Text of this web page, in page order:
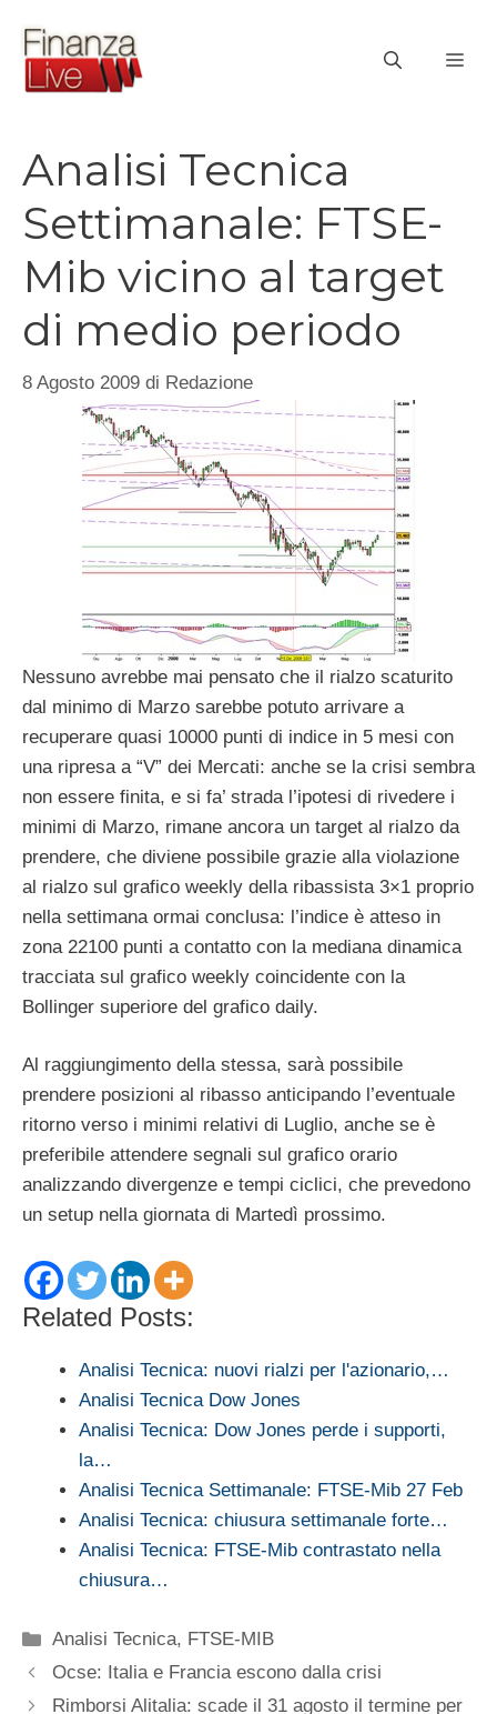
contenuto
Analisi Tecnica
Settimanale: FTSE-
Mib vicino al target
di medio periodo
8 Agosto 2009 di Redazione
Nessuno avrebbe mai pensato che il rialzo scaturito
dal minimo di Marzo sarebbe potuto arrivare a
recuperare quasi 10000 punti di indice in 5 mesi con
una ripresa a “V” dei Mercati: anche se la crisi sembra
non essere finita, e si fa’ strada l’ipotesi di rivedere i
minimi di Marzo, rimane ancora un target al rialzo da
prendere, che diviene possibile grazie alla violazione
al rialzo sul grafico weekly della ribassista 3×1 proprio
nella settimana ormai conclusa: l’indice è atteso in
zona 22100 punti a contatto con la mediana dinamica
tracciata sul grafico weekly coincidente con la
Bollinger superiore del grafico daily.
Al raggiungimento della stessa, sarà possibile
prendere posizioni al ribasso anticipando l’eventuale
ritorno verso i minimi relativi di Luglio, anche se è
preferibile attendere segnali sul grafico orario
analizzando divergenze e tempi ciclici, che prevedono
un setup nella giornata di Martedì prossimo.
Related Posts:
Analisi Tecnica: nuovi rialzi per l'azionario,…
Analisi Tecnica Dow Jones
Analisi Tecnica: Dow Jones perde i supporti,
la…
Analisi Tecnica Settimanale: FTSE-Mib 27 Feb
Analisi Tecnica: chiusura settimanale forte…
Analisi Tecnica: FTSE-Mib contrastato nella
chiusura…
Categorie
Analisi Tecnica, FTSE-MIB
Ocse: Italia e Francia escono dalla crisi
Rimborsi Alitalia: scade il 31 agosto il termine per